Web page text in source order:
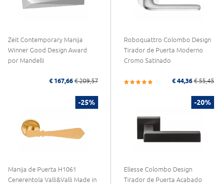
Zeit Contemporary Manija
Winner Good Design Award
por Mandelli
€ 167,66 € 209,57
Roboquattro Colombo Design
Tirador de Puerta Moderno
Cromo Satinado
€ 44,36 € 55,45
-25%
Manija de Puerta H1061
Cenerentola Valli&Valli Made in
-20%
Ellesse Colombo Design
Tirador de Puerta Acabado